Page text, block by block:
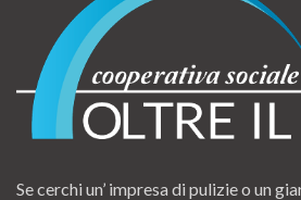
Se cerchi un’ impresa di pulizie o un